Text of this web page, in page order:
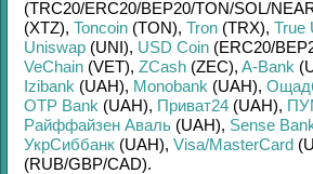
(TRC20/ERC20/BEP20/TON/SOL/
(XTZ), Toncoin (TON), Tron (TRX), True
Uniswap (UNI), USD Coin (ERC20/
VeChain (VET), ZCash (ZEC), A-Bank
Izibank (UAH), Monobank (UAH),
OTP Bank (UAH), Приват24 (UAH),
Райффайзен Аваль (UAH), Sense
УкрСиббанк (UAH), Visa/MasterCard
(RUB/GBP/CAD).